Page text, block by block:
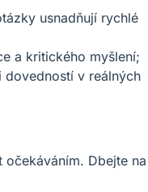
usnadňují rychlé
a kritického myšlení;
v reálných
Dbejte na